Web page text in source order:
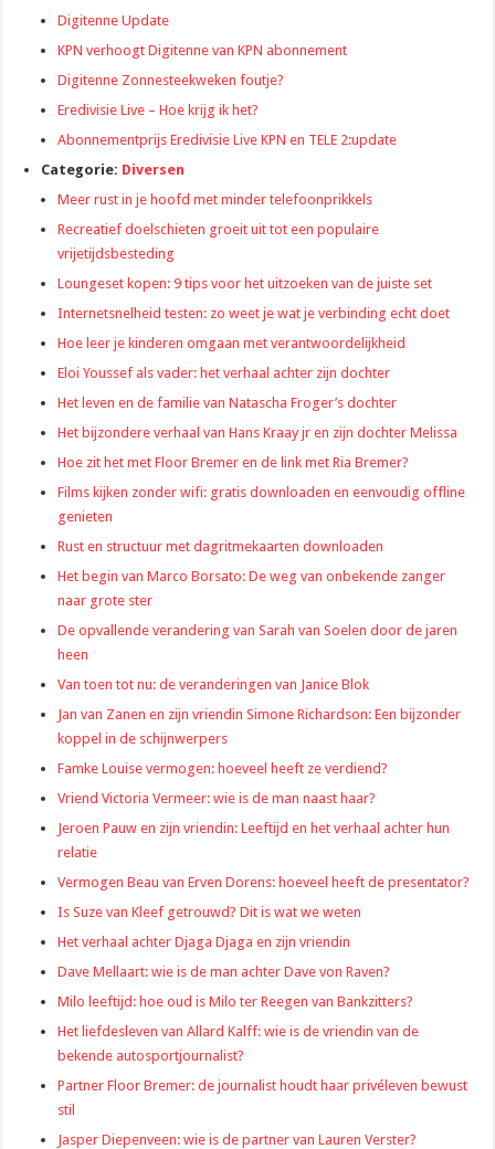
Digitenne Update
KPN verhoogt Digitenne van KPN abonnement
Digitenne Zonnesteekweken foutje?
Eredivisie Live – Hoe krijg ik het?
Abonnementprijs Eredivisie Live KPN en TELE 2:update
Categorie: Diversen
Meer rust in je hoofd met minder telefoonprikkels
Recreatief doelschieten groeit uit tot een populaire
vrijetijdsbesteding
Loungeset kopen: 9 tips voor het uitzoeken van de juiste set
Internetsnelheid testen: zo weet je wat je verbinding echt doet
Hoe leer je kinderen omgaan met verantwoordelijkheid
Eloi Youssef als vader: het verhaal achter zijn dochter
Het leven en de familie van Natascha Froger’s dochter
Het bijzondere verhaal van Hans Kraay jr en zijn dochter Melissa
Hoe zit het met Floor Bremer en de link met Ria Bremer?
Films kijken zonder wifi: gratis downloaden en eenvoudig offline
genieten
Rust en structuur met dagritmekaarten downloaden
Het begin van Marco Borsato: De weg van onbekende zanger
naar grote ster
De opvallende verandering van Sarah van Soelen door de jaren
heen
Van toen tot nu: de veranderingen van Janice Blok
Jan van Zanen en zijn vriendin Simone Richardson: Een bijzonder
koppel in de schijnwerpers
Famke Louise vermogen: hoeveel heeft ze verdiend?
Vriend Victoria Vermeer: wie is de man naast haar?
Jeroen Pauw en zijn vriendin: Leeftijd en het verhaal achter hun
relatie
Vermogen Beau van Erven Dorens: hoeveel heeft de presentator?
Is Suze van Kleef getrouwd? Dit is wat we weten
Het verhaal achter Djaga Djaga en zijn vriendin
Dave Mellaart: wie is de man achter Dave von Raven?
Milo leeftijd: hoe oud is Milo ter Reegen van Bankzitters?
Het liefdesleven van Allard Kalff: wie is de vriendin van de
bekende autosportjournalist?
Partner Floor Bremer: de journalist houdt haar privéleven bewust
stil
Jasper Diepenveen: wie is de partner van Lauren Verster?